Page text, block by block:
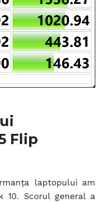
Flip
laptopului am
10. Scorul general a